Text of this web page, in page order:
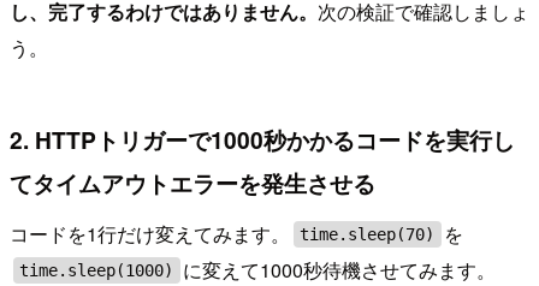
し、完了するわけではありません。 次の検証で確認しましょ
う。
2. HTTPトリガーで1000秒かかるコードを実行し
てタイムアウトエラーを発生させる
コードを1行だけ変えてみます。 time.sleep(70) を
time.sleep(1000) に変えて1000秒待機させてみます。